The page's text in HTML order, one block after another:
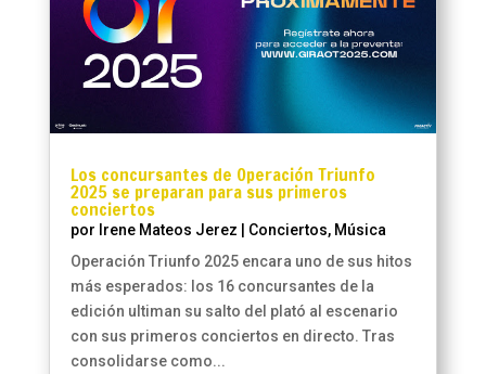
Los concursantes de Operación Triunfo
2025 se preparan para sus primeros
conciertos
por Irene Mateos Jerez Conciertos, Música
Operación Triunfo 2025 encara uno de sus hitos
más esperados: los 16 concursantes de la
edición ultiman su salto del plató al escenario
con sus primeros conciertos en directo. Tras
consolidarse como...